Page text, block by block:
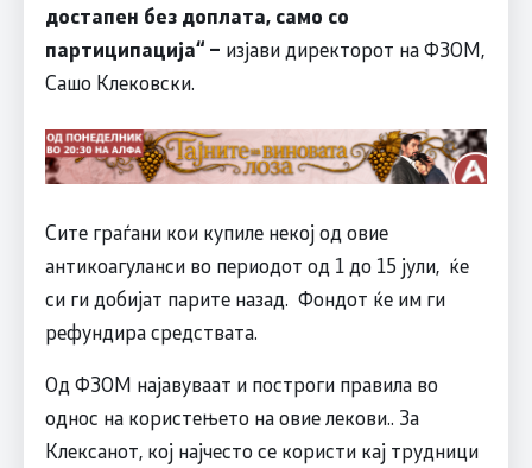
достапен без доплата, само со
партиципација“ – изјави директорот на ФЗОМ,
Сашо Клековски.
Сите граѓани кои купиле некој од овие
антикоагуланси во периодот од 1 до 15 јули, ќе
си ги добијат парите назад. Фондот ќе им ги
рефундира средствата.
Од ФЗОМ најавуваат и построги правила во
однос на користењето на овие лекови.. За
Клексанот, кој најчесто се користи кај трудници